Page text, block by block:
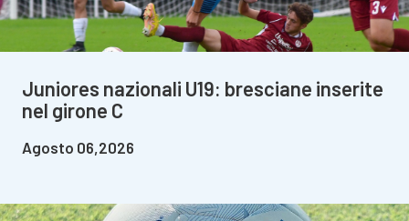
Juniores nazionali U19: bresciane inserite
nel girone C
Agosto 06,2026